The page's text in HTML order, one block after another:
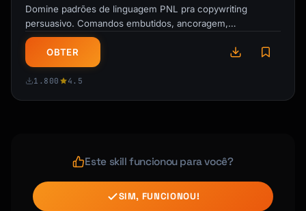
[CTA]
[Line break]
[Hashtags: 5-10 relevant tags]
```
### On-Page SEO Checklist
- [ ] Keyword in first 100 words
- [ ] Keyword in at least one H2
Domine padrões de linguagem PNL pra copywriting
persuasivo. Comandos embutidos, ancoragem,
modalidades VAK e técnicas de reenquadramento. …
OBTER
1.800 4.5
Este skill funcionou para você?
SIM, FUNCIONOU!